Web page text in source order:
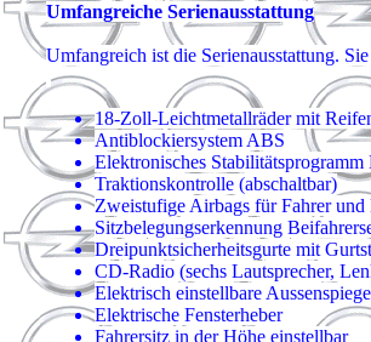
Umfangreiche Serienausstattung
Umfangreich ist die Serienausstattung.
18-Zoll-Leichtmetallräder mit
Antiblockiersystem ABS
Elektronisches
Traktionskontrolle (abschaltbar)
Zweistufige Airbags für Fahrer und
Sitzbelegungserkennung
Dreipunktsicherheitsgurte mit
CD-Radio (sechs Lautsprecher,
Elektrisch einstellbare
Elektrische Fensterheber
Fahrersitz in der Höhe einstellbar